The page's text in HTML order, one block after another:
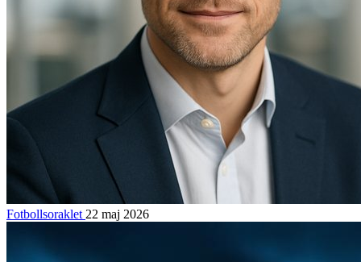
Fotbollsoraklet 22 maj 2026